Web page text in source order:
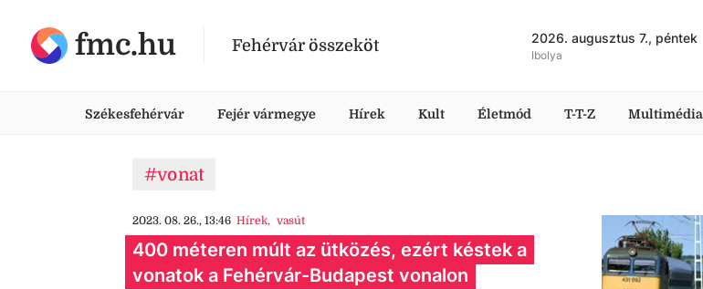
fmc.hu Fehérvár összeköt 2026. augusztus 7., péntek
Ibolya
Székesfehérvár Fejér vármegye Hírek Kult Életmód T-T-Z Multimédia
#vonat
2023. 08. 26., 13:46 Hírek, vasút
400 méteren múlt az ütközés, ezért késtek a
vonatok a Fehérvár-Budapest vonalon